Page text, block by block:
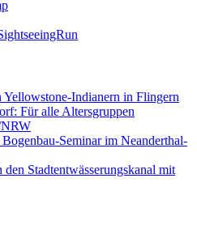
Yellowstone-Indianern in Flingern
Für alle Altersgruppen
NRW
Seminar im Neanderthal-
Stadtentwässerungskanal mit